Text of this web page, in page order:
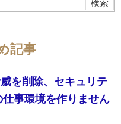
記事
を削除、セキュリテ
事環境を作りません